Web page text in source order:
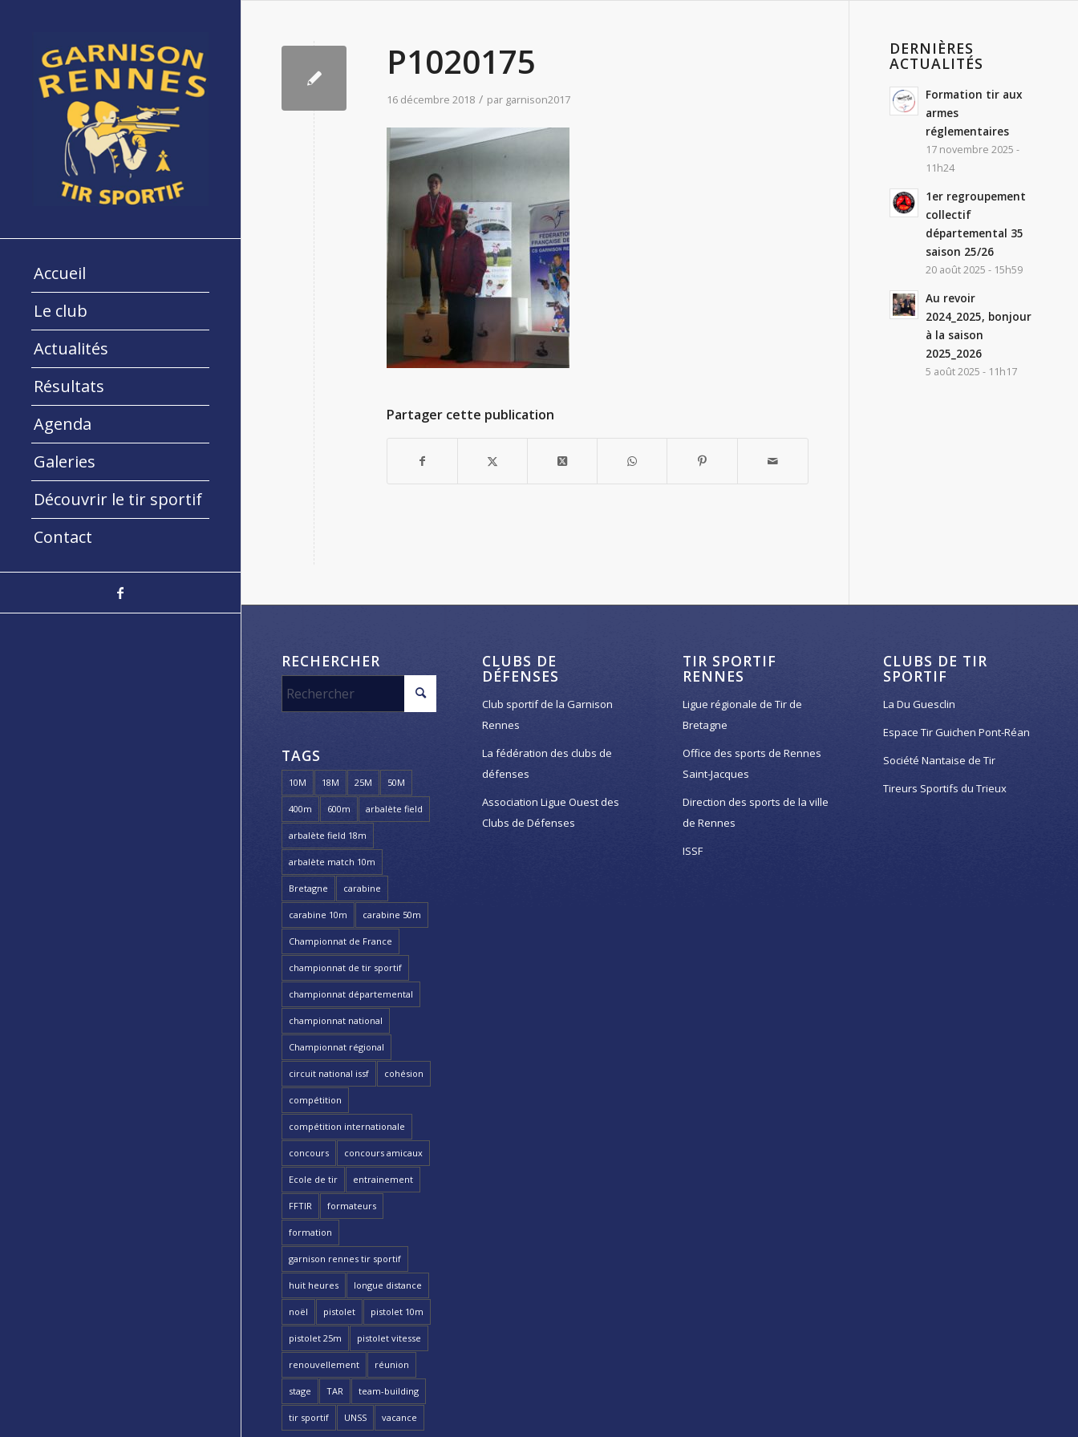
Accueil
Le club
Actualités
Résultats
Agenda
Galeries
Découvrir le tir sportif
Contact
P1020175
16 décembre 2018 / par garnison2017
Partager cette publication
DERNIÈRES
ACTUALITÉS
Formation tir aux
armes
réglementaires
17 novembre 2025 -
11h24
1er regroupement
collectif
départemental 35
saison 25/26
20 août 2025 - 15h59
Au revoir
2024_2025, bonjour
à la saison
2025_2026
5 août 2025 - 11h17
RECHERCHER
TAGS
10M 18M 25M 50M
400m 600m arbalète field
arbalète field 18m
arbalète match 10m
Bretagne carabine
carabine 10m carabine 50m
Championnat de France
championnat de tir sportif
championnat départemental
championnat national
Championnat régional
circuit national issf cohésion
compétition
compétition internationale
concours concours amicaux
Ecole de tir entrainement
FFTIR formateurs
formation
garnison rennes tir sportif
huit heures longue distance
noël pistolet pistolet 10m
pistolet 25m pistolet vitesse
renouvellement réunion
stage TAR team-building
tir sportif UNSS vacance
CLUBS DE
DÉFENSES
Club sportif de la Garnison
Rennes
La fédération des clubs de
défenses
Association Ligue Ouest des
Clubs de Défenses
TIR SPORTIF
RENNES
Ligue régionale de Tir de
Bretagne
Office des sports de Rennes
Saint-Jacques
Direction des sports de la ville
de Rennes
ISSF
CLUBS DE TIR
SPORTIF
La Du Guesclin
Espace Tir Guichen Pont-Réan
Société Nantaise de Tir
Tireurs Sportifs du Trieux